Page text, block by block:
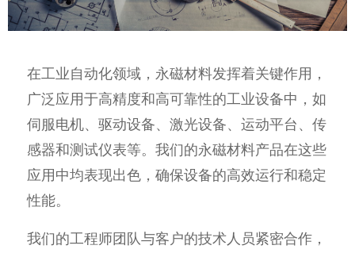
在工业自动化领域，永磁材料发挥着关键作用，
广泛应用于高精度和高可靠性的工业设备中，如
伺服电机、驱动设备、激光设备、运动平台、传
感器和测试仪表等。我们的永磁材料产品在这些
应用中均表现出色，确保设备的高效运行和稳定
性能。
我们的工程师团队与客户的技术人员紧密合作，